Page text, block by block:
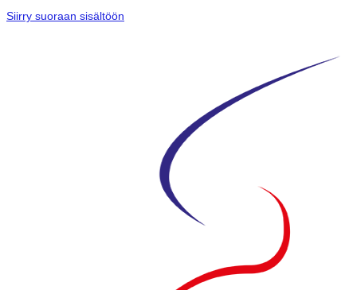
Siirry suoraan sisältöön